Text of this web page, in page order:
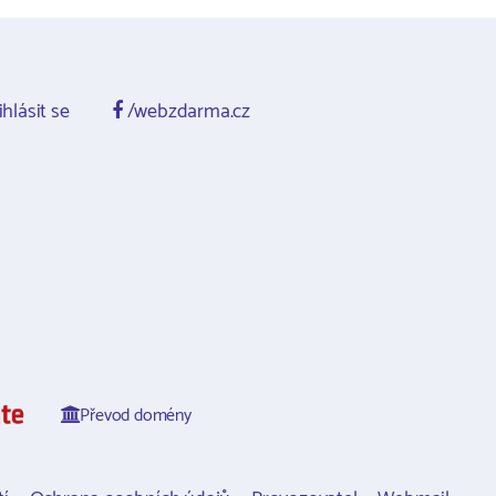
se /webzdarma.cz
Převod domény